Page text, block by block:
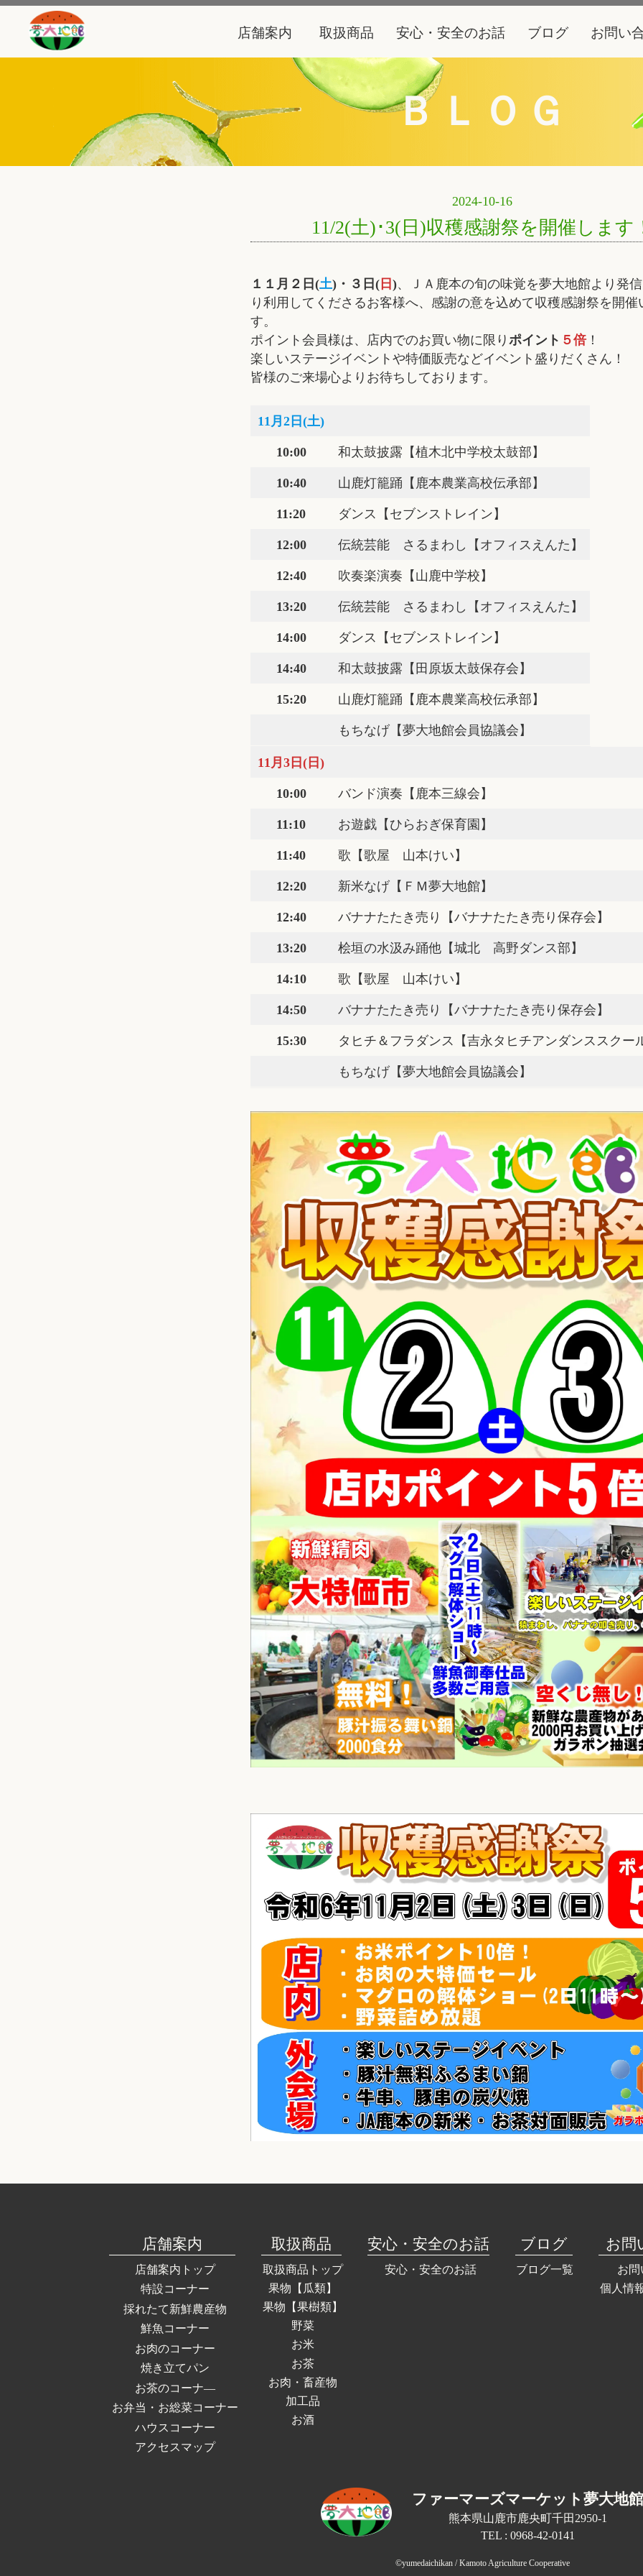
店舗案内 取扱商品 安心・安全のお話 ブログ お問い
ＢＬＯＧ
2024-10-16
11/2(土)･3(日)収穫感謝祭を開催します
１１月２日(土)・３日( 日)、ＪＡ鹿本の旬の味覚を夢大地館より発
り利用してくださるお客様へ、感謝の意を込めて収穫感謝祭を開催
す。
ポイント会員様は、店内でのお買い物に限りポイント ５倍 ！
楽しいステージイベントや特価販売などイベント盛りだくさん！
皆様のご来場心よりお待ちしております。
11月2日(土)
10:00 和太鼓披露【植木北中学校太鼓部】
10:40 山鹿灯籠踊【鹿本農業高校伝承部】
11:20 ダンス【セブンストレイン】
12:00 伝統芸能 さるまわし【オフィスえんた】
12:40 吹奏楽演奏【山鹿中学校】
13:20 伝統芸能 さるまわし【オフィスえんた】
14:00 ダンス【セブンストレイン】
14:40 和太鼓披露【田原坂太鼓保存会】
15:20 山鹿灯籠踊【鹿本農業高校伝承部】
もちなげ【夢大地館会員協議会】
11月3日(日)
10:00 バンド演奏【鹿本三線会】
11:10 お遊戯【ひらおぎ保育園】
11:40 歌【歌屋 山本けい】
12:20 新米なげ【ＦＭ夢大地館】
12:40 バナナたたき売り【バナナたたき売り保存会】
13:20 桧垣の水汲み踊他【城北 高野ダンス部】
14:10 歌【歌屋 山本けい】
14:50 バナナたたき売り【バナナたたき売り保存会】
15:30 タヒチ＆フラダンス【吉永タヒチアンダンススクー
もちなげ【夢大地館会員協議会】
店舗案内
店舗案内トップ
特設コーナー
採れたて新鮮農産物
鮮魚コーナー
お肉のコーナー
焼き立てパン
お茶のコーナ―
お弁当・お総菜コーナー
ハウスコーナー
アクセスマップ
取扱商品
取扱商品トップ
果物【瓜類】
果物【果樹類】
野菜
お米
お茶
お肉・畜産物
加工品
お酒
安心・安全のお話
安心・安全のお話
ブログ
ブログ一覧
お問
お問
個人情
ファーマーズマーケット夢大地館
熊本県山鹿市鹿央町千田2950-1
TEL : 0968-42-0141
©yumedaichikan / Kamoto Agriculture Cooperative